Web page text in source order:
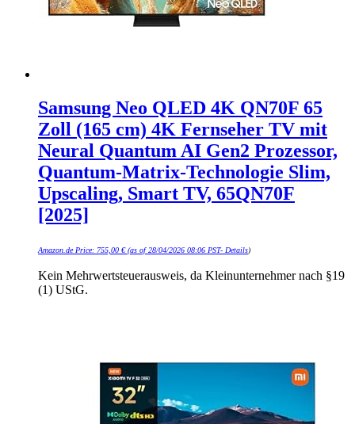
Samsung Neo QLED 4K QN70F 65
Zoll (165 cm) 4K Fernseher TV mit
Neural Quantum AI Gen2 Prozessor,
Quantum-Matrix-Technologie Slim,
Upscaling, Smart TV, 65QN70F
[2025]
Amazon.de Price: 755,00 €(as of 28/04/2026 08:06 PST- Details)
Kein Mehrwertsteuerausweis, da Kleinunternehmer nach §19
(1) UStG.